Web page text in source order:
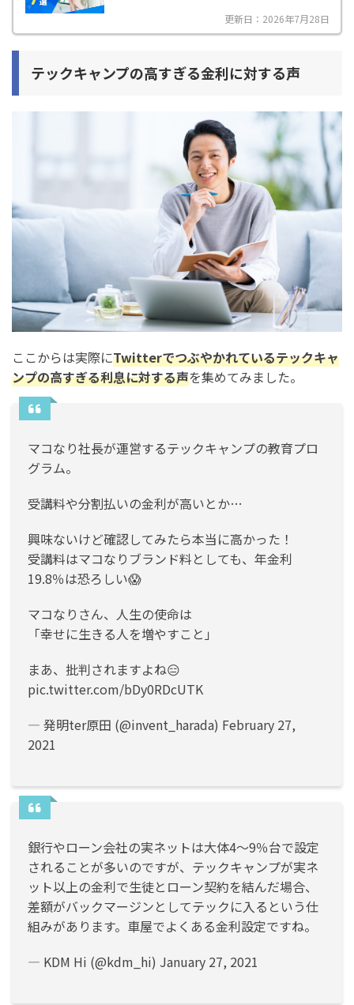
更新日：2026年7月28日
テックキャンプの高すぎる金利に対する声
ここからは実際にTwitterでつぶやかれているテックキャ
ンプの高すぎる利息に対する声を集めてみました。
マコなり社長が運営するテックキャンプの教育プロ
グラム。
受講料や分割払いの金利が高いとか…
興味ないけど確認してみたら本当に高かった！
受講料はマコなりブランド料としても、年金利
19.8％は恐ろしい😱
マコなりさん、人生の使命は
「幸せに生きる人を増やすこと」
まあ、批判されますよね😑
pic.twitter.com/bDy0RDcUTK
— 発明ter原田 (@invent_harada) February 27,
2021
銀行やローン会社の実ネットは大体4～9％台で設定
されることが多いのですが、テックキャンプが実ネ
ット以上の金利で生徒とローン契約を結んだ場合、
差額がバックマージンとしてテックに入るという仕
組みがあります。車屋でよくある金利設定ですね。
— KDM Hi (@kdm_hi) January 27, 2021